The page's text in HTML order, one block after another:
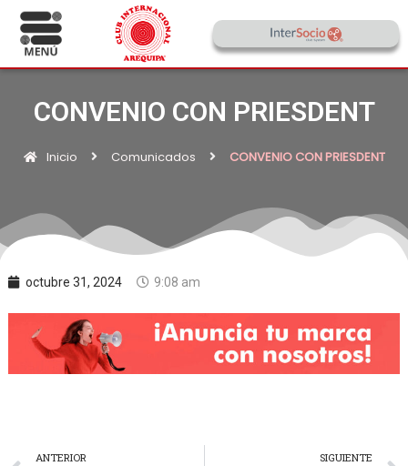
CONVENIO CON PRIESDENT
Inicio Comunicados CONVENIO CON PRIESDENT
octubre 31, 2024 9:08 am
ANTERIOR SIGUIENTE